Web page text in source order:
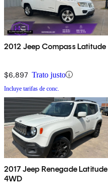
2012 Jeep Compass Latitude
$6,897 Trato justo
Incluye tarifas de conc.
2017 Jeep Renegade Latitude
4WD